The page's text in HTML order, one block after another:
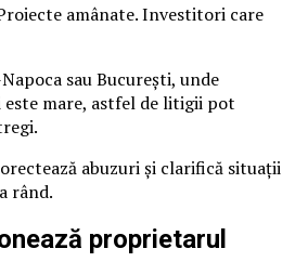
amânate. Investitori care
sau București, unde
mare, astfel de litigii pot
abuzuri și clarifică situații
rând.
proprietarul